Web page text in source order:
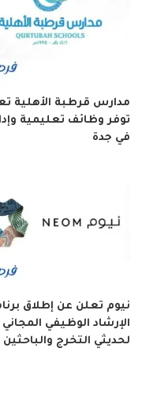
مدارس قرطبة الأهلية
توفر وظائف تعليمية
في جدة
نيوم تعلن عن إطلاق
الإرشاد الوظيفي المجاني
لحديثي التخرج والباحثين